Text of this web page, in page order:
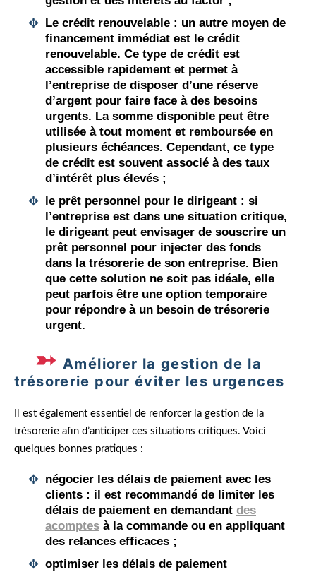
Le crédit renouvelable : un autre moyen de
financement immédiat est le crédit
renouvelable. Ce type de crédit est
accessible rapidement et permet à
l’entreprise de disposer d’une réserve
d’argent pour faire face à des besoins
urgents. La somme disponible peut être
utilisée à tout moment et remboursée en
plusieurs échéances. Cependant, ce type
de crédit est souvent associé à des taux
d’intérêt plus élevés ;
le prêt personnel pour le dirigeant : si
l’entreprise est dans une situation critique,
le dirigeant peut envisager de souscrire un
prêt personnel pour injecter des fonds
dans la trésorerie de son entreprise. Bien
que cette solution ne soit pas idéale, elle
peut parfois être une option temporaire
pour répondre à un besoin de trésorerie
urgent.
Améliorer la gestion de la
trésorerie pour éviter les urgences
Il est également essentiel de renforcer la gestion de la
trésorerie afin d’anticiper ces situations critiques. Voici
quelques bonnes pratiques :
négocier les délais de paiement avec les
clients : il est recommandé de limiter les
délais de paiement en demandant des
acomptes à la commande ou en appliquant
des relances efficaces ;
optimiser les délais de paiement